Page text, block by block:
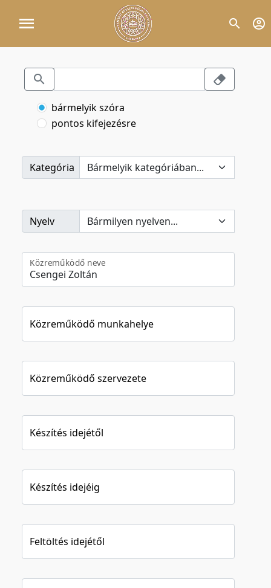
bármelyik szóra
pontos kifejezésre
Kategória
Nyelv
Közreműködő neve
Közreműködő munkahelye
Közreműködő szervezete
Készítés idejétől
Készítés idejéig
Feltöltés idejétől